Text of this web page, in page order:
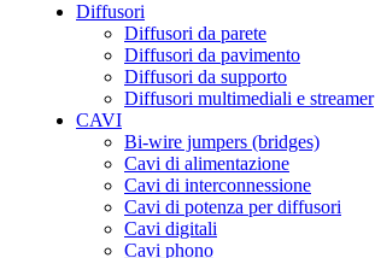
Diffusori
Diffusori da parete
Diffusori da pavimento
Diffusori da supporto
Diffusori multimediali e streamer
CAVI
Bi-wire jumpers (bridges)
Cavi di alimentazione
Cavi di interconnessione
Cavi di potenza per diffusori
Cavi digitali
Cavi phono